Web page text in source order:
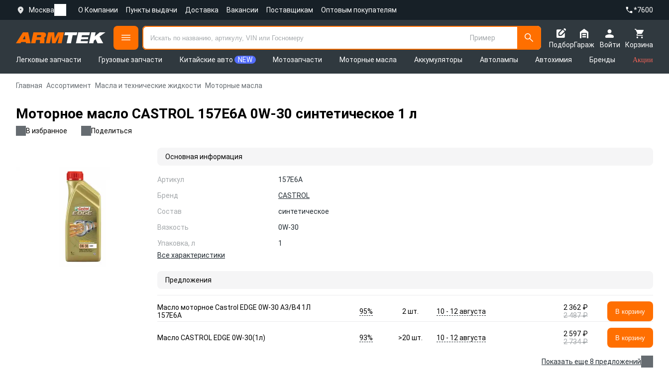
Москва О Компании Пункты выдачи Доставка Вакансии Поставщикам Оптовым покупателям *7600
Пример
Подбор
Корзина
Гараж
Войти
Легковые запчасти
Грузовые запчасти Китайские авто NEW Мотозапчасти Моторные масла Аккумуляторы Автолампы Автохимия Бренды Акции
Главная Ассортимент Масла и технические жидкости Моторные масла
Моторное масло CASTROL 157E6A 0W-30 синтетическое 1 л
В избранное Поделиться
Основная информация
Артикул
157E6A
Бренд
CASTROL
Состав
синтетическое
Вязкость
0W-30
Упаковка, л
1
Все характеристики
Предложения
Масло моторное Castrol EDGE 0W-30 A3/B4 1Л
157E6A
95% 2шт. 10 - 12 августа
2 362 ₽
2 487 ₽
В корзину
Масло CASTROL EDGE 0W-30(1л) 93% >20шт. 10 - 12 августа
2 597 ₽
2 734 ₽
В корзину
Показать еще 8 предложений